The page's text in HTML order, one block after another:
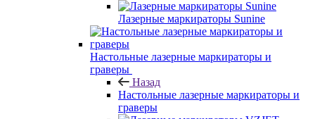
Лазерные маркираторы Sunine
Настольные лазерные маркираторы и
граверы
Назад
Настольные лазерные маркираторы и
граверы